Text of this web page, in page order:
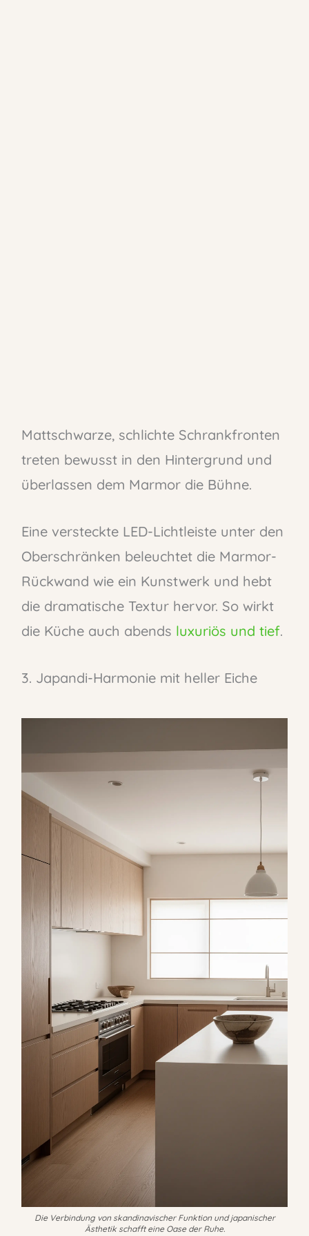
Mattschwarze, schlichte Schrankfronten
treten bewusst in den Hintergrund und
überlassen dem Marmor die Bühne.
Eine versteckte LED-Lichtleiste unter den
Oberschränken beleuchtet die Marmor-
Rückwand wie ein Kunstwerk und hebt
die dramatische Textur hervor. So wirkt
die Küche auch abends luxuriös und tief.
3. Japandi-Harmonie mit heller Eiche
Die Verbindung von skandinavischer Funktion und japanischer
Ästhetik schafft eine Oase der Ruhe.